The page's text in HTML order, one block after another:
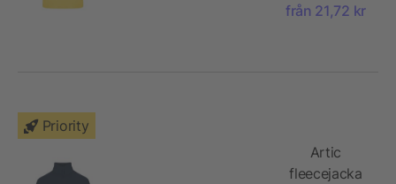
från 21,72 kr
Priority
Artic
fleecejacka